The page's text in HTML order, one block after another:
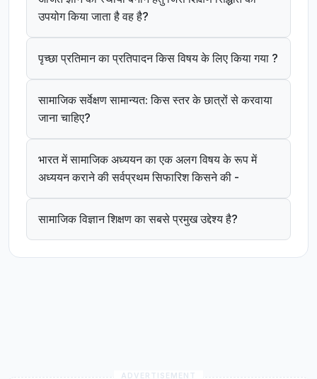
उपयोग किया जाता है वह है?
पृच्छा प्रतिमान का प्रतिपादन किस विषय के लिए किया गया ?
सामाजिक सर्वेक्षण सामान्यत: किस स्तर के छात्रों से करवाया
जाना चाहिए?
भारत में सामाजिक अध्ययन का एक अलग विषय के रूप में
अध्ययन कराने की सर्वप्रथम सिफारिश किसने की -
सामाजिक विज्ञान शिक्षण का सबसे प्रमुख उद्देश्य है?